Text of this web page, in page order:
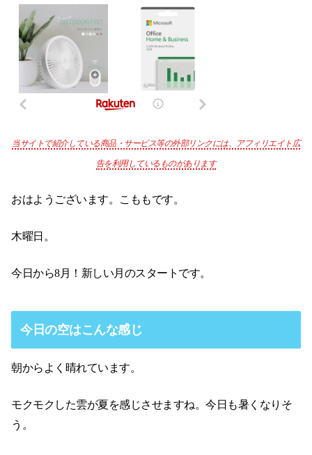
当サイトで紹介している商品・サービス等の外部リンクには、アフィリエイト広
告を利用しているものがあります
おはようございます。こももです。
木曜日。
今日から8月！新しい月のスタートです。
今日の空はこんな感じ
朝からよく晴れています。
モクモクした雲が夏を感じさせますね。今日も暑くなりそ
う。